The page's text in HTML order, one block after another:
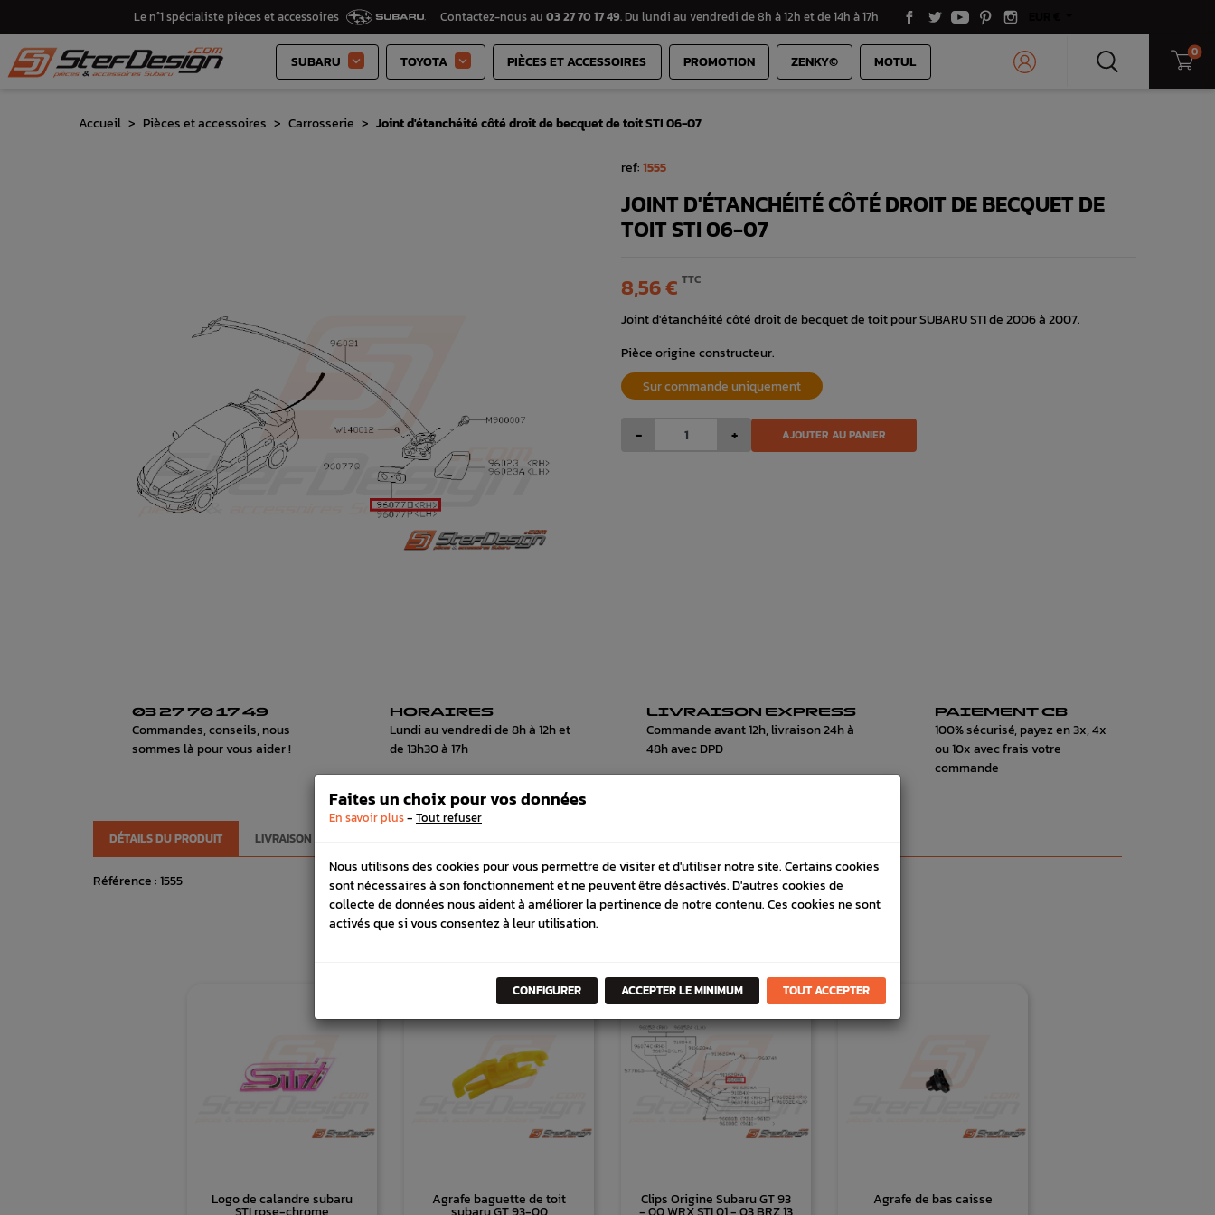
Le n°1 spécialiste pièces et accessoires Contactez-nous au 03 27 70 17 49. Du lundi au vendredi de 8h à 12h et de 14h à 17h
SUBARU  TOYOTA  PIÈCES ET ACCESSOIRES PROMOTION ZENKY© MOTUL 0
Accueil Pièces et accessoires Carrosserie Joint d'étanchéité côté droit de becquet de toit STI 06-07
ref:1555
JOINT D'ÉTANCHÉITÉ CÔTÉ DROIT DE BECQUET DE
TOIT STI 06-07
8,56 € TTC
Joint d'étanchéité côté droit de becquet de toit pour SUBARU STI de 2006 à 2007.
Pièce origine constructeur.
Sur commande uniquement
- + AJOUTER AU PANIER
03 27 70 17 49
Commandes, conseils, nous
sommes là pour vous aider !
HORAIRES
Lundi au vendredi de 8h à 12h et
de 13h30 à 17h
LIVRAISON EXPRESS
Commande avant 12h, livraison 24h à
48h avec DPD
PAIEMENT CB
100% sécurisé, payez en 3x, 4x
ou 10x avec frais votre
commande
DÉTAILS DU PRODUIT LIVRAISON
Référence :1555
DANSLA MÊME
Logo de calandre subaru Agrafe baguette de toit Clips Origine Subaru GT 93
Agrafe de bas caisse
Faites un choix pour vos données
En savoir plus- Tout refuser
Nous utilisons des cookies pour vous permettre de visiter et d'utiliser notre site. Certains cookies
sont nécessaires à son fonctionnement et ne peuvent être désactivés. D'autres cookies de
collecte de données nous aident à améliorer la pertinence de notre contenu. Ces cookies ne sont
activés que si vous consentez à leur utilisation.
CONFIGURER ACCEPTER LE MINIMUM TOUT ACCEPTER